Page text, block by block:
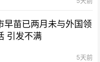
早苗已两月未与外国领
引发不满
5天前